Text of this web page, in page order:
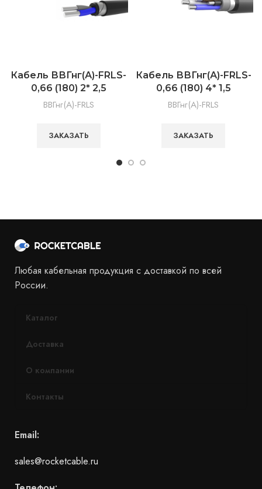
Кабель ВВГнг(А)-FRLS-
0,66 (180) 2* 2,5
ВВГнг(А)-FRLS
ЗАКАЗАТЬ
Кабель ВВГнг(А)-FRLS-
0,66 (180) 4* 1,5
ВВГнг(А)-FRLS
ЗАКАЗАТЬ
Любая кабельная продукция с доставкой по всей
России.
Каталог
Доставка
О компании
Контакты
Email:
sales@rocketcable.ru